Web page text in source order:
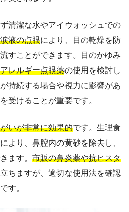
清潔な水やアイウォッシュでの
液の点眼により、目の乾燥を防
すことができます。目のかゆみ
レルギー点眼薬の使用を検討し
持続する場合や視力に影響があ
受けることが重要です。
いが非常に効果的です。生理食
より、鼻腔内の黄砂を除去し、
ます。 市販の鼻炎薬や抗ヒスタ
ちますが、適切な使用法を確認
す。